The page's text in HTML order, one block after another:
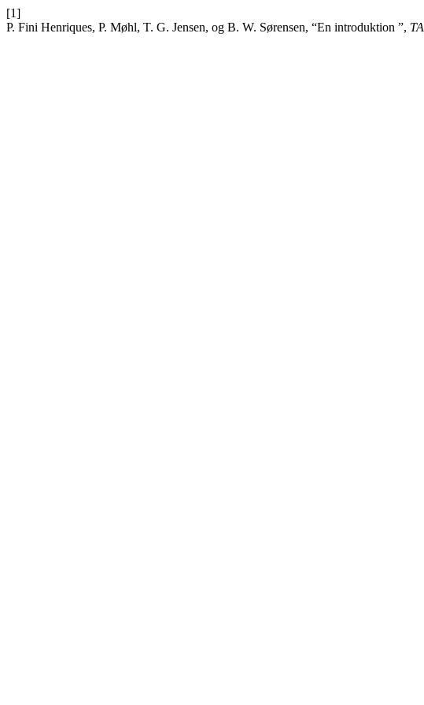
[1]
P. Fini Henriques, P. Møhl, T. G. Jensen, og B. W. Sørensen, “En introduktion ”, TA